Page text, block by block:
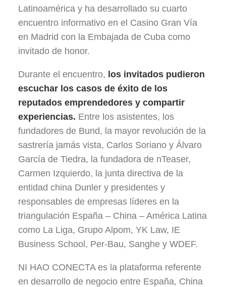
Latinoamérica y ha desarrollado su cuarto
encuentro informativo en el Casino Gran Vía
en Madrid con la Embajada de Cuba como
invitado de honor.
Durante el encuentro, los invitados pudieron
escuchar los casos de éxito de los
reputados emprendedores y compartir
experiencias. Entre los asistentes, los
fundadores de Bund, la mayor revolución de la
sastrería jamás vista, Carlos Soriano y Álvaro
García de Tiedra, la fundadora de nTeaser,
Carmen Izquierdo, la junta directiva de la
entidad china Dunler y presidentes y
responsables de empresas líderes en la
triangulación España – China – América Latina
como La Liga, Grupo Alpom, YK Law, IE
Business School, Per-Bau, Sanghe y WDEF.
NI HAO CONECTA es la plataforma referente
en desarrollo de negocio entre España, China